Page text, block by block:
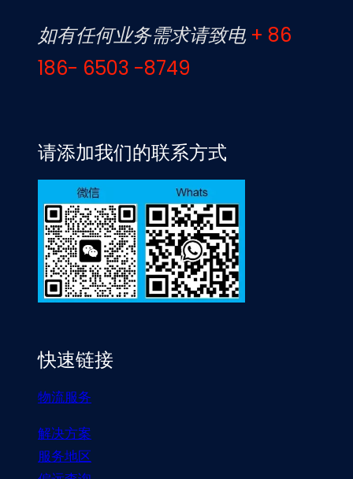
如有任何业务需求请致电 + 86
186- 6503 -8749
请添加我们的联系方式
快速链接
物流服务
解决方案
服务地区